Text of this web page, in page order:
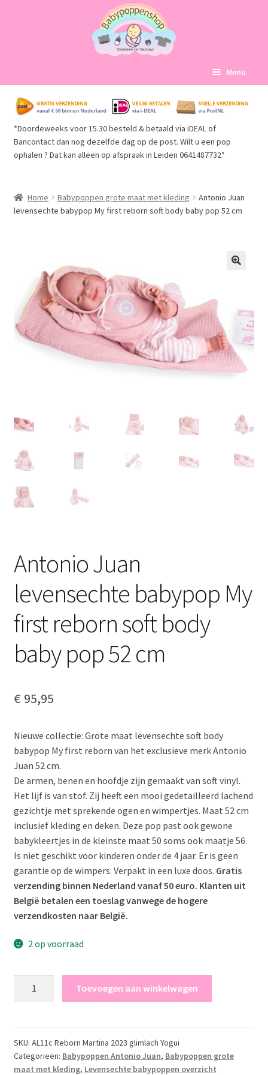
naar
navigatie
de
inhoud
Menu
Home
Babypoppen Afdelingen
Mijn account
*Doordeweeks voor 15.30 besteld & betaald via iDEAL of
Bancontact dan nog dezelfde dag op de post. Wilt u een pop
ophalen ? Dat kan alleen op afspraak in Leiden 0641487732*
Home Babypoppen grote maat met kleding
Antonio Juan
levensechte babypop My first reborn soft body baby pop 52 cm
Antonio Juan
levensechte babypop My
first reborn soft body
baby pop 52 cm
€ 95,95
Nieuwe collectie: Grote maat levensechte soft body
babypop My first reborn van het exclusieve merk Antonio
Juan 52 cm.
De armen, benen en hoofdje zijn gemaakt van soft vinyl.
Het lijf is van stof. Zij heeft een mooi gedetailleerd lachend
gezichtje met sprekende ogen en wimpertjes. Maat 52 cm
inclusief kleding en deken. Deze pop past ook gewone
babykleertjes in de kleinste maat 50 soms ook maatje 56.
Is niet geschikt voor kinderen onder de 4 jaar. Er is geen
garantie op de wimpers. Verpakt in een luxe doos. Gratis
verzending binnen Nederland vanaf 50 euro. Klanten uit
België betalen een toeslag vanwege de hogere
verzendkosten naar België.
2 op voorraad
My
first
reborn
Toevoegen aan winkelwagen
SKU: AL11c Reborn Martina 2023 glimlach Yogui
Categorieën: Babypoppen Antonio Juan, Babypoppen grote
maat met kleding, Levensechte babypoppen overzicht